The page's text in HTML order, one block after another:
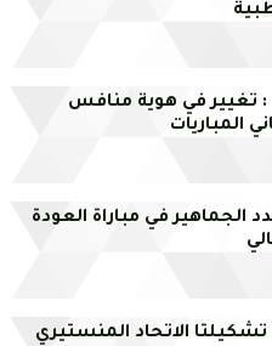
تغيير في هوية منافس
المباريات
الجماهير في مباراة العودة
تشكيلتا الاتحاد المنستيري